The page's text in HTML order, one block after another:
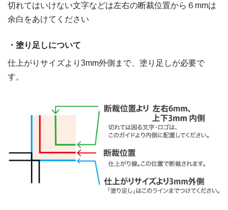
切れてはいけない文字などは左右の断裁位置から６mmは
余白をあけてください
・塗り足しについて
仕上がりサイズより3mm外側まで、塗り足しが必要で
す。